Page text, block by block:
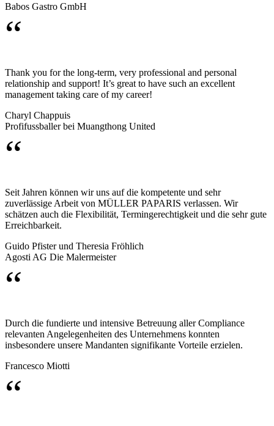
Babos Gastro GmbH
“
Thank you for the long-term, very professional and personal
relationship and support! It’s great to have such an excellent
management taking care of my career!
Charyl Chappuis
Profifussballer bei Muangthong United
“
Seit Jahren können wir uns auf die kompetente und sehr
zuverlässige Arbeit von MÜLLER PAPARIS verlassen. Wir
schätzen auch die Flexibilität, Termingerechtigkeit und die sehr gute
Erreichbarkeit.
Guido Pfister und Theresia Fröhlich
Agosti AG Die Malermeister
“
Durch die fundierte und intensive Betreuung aller Compliance
relevanten Angelegenheiten des Unternehmens konnten
insbesondere unsere Mandanten signifikante Vorteile erzielen.
Francesco Miotti
“